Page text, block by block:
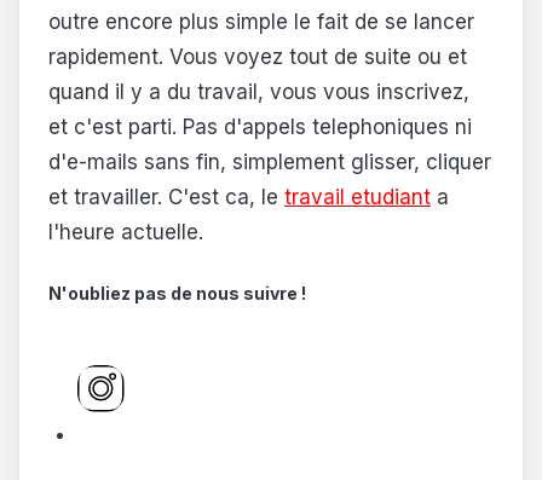
outre encore plus simple le fait de se lancer
rapidement. Vous voyez tout de suite ou et
quand il y a du travail, vous vous inscrivez,
et c'est parti. Pas d'appels telephoniques ni
d'e-mails sans fin, simplement glisser, cliquer
et travailler. C'est ca, le travail etudiant a
l'heure actuelle.
N'oubliez pas de nous suivre !